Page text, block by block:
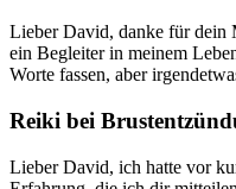
Lieber David, danke für dein
ein Begleiter in meinem
Worte fassen, aber
Reiki bei
Lieber David, ich hatte vor